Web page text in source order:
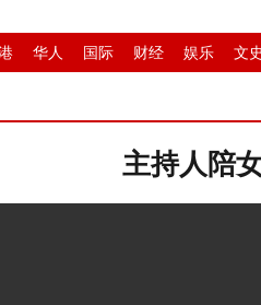
华人 国际 财经 娱乐 文
主持人陪